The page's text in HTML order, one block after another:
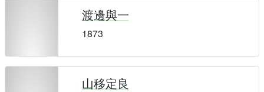
渡邊與一
1873
山移定良